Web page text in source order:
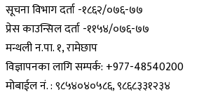
सूचना विभाग दर्ता -१८६२/०७६-७७
प्रेस काउन्सिल दर्ता -११५४/०७६-७७
मन्थली न.पा. १, रामेछाप
विज्ञापनका लागि सम्पर्क: +977-48540200
मोबाईल नं. : ९८५४०४०५८६, ९८६८३३१२३४